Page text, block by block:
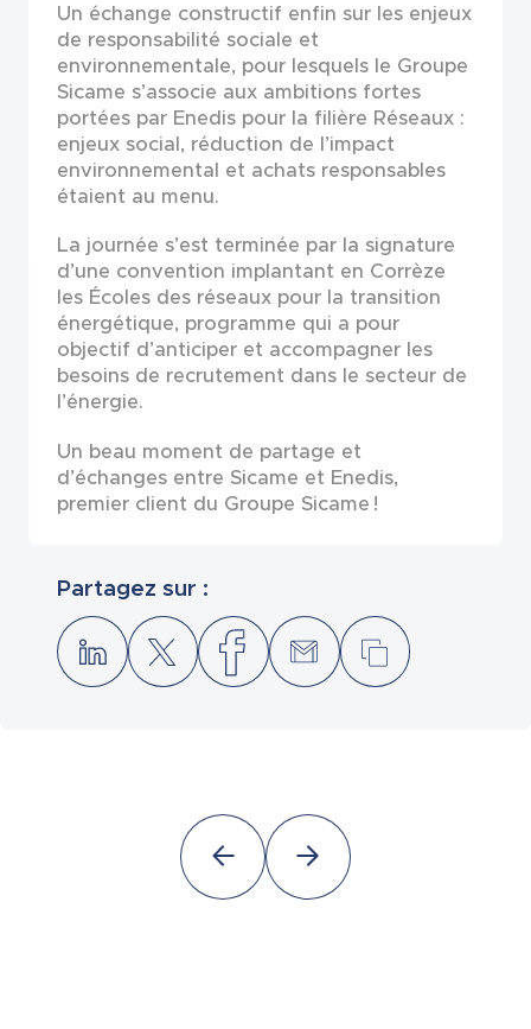
Partagez sur :
Un échange constructif enfin sur les enjeux
de responsabilité sociale et
environnementale, pour lesquels le Groupe
Sicame s’associe aux ambitions fortes
portées par Enedis pour la filière Réseaux :
enjeux social, réduction de l’impact
environnemental et achats responsables
étaient au menu.
La journée s’est terminée par la signature
d’une convention implantant en Corrèze
les Écoles des réseaux pour la transition
énergétique, programme qui a pour
objectif d’anticiper et accompagner les
besoins de recrutement dans le secteur de
l’énergie.
Un beau moment de partage et
d’échanges entre Sicame et Enedis,
premier client du Groupe Sicame !